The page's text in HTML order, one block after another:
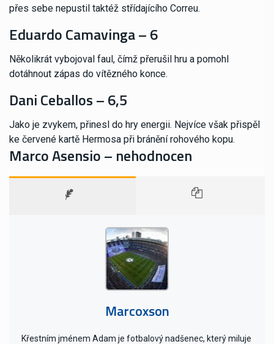
přes sebe nepustil taktéž střídajícího Correu.
Eduardo Camavinga – 6
Několikrát vybojoval faul, čímž přerušil hru a pomohl
dotáhnout zápas do vítězného konce.
Dani Ceballos – 6,5
Jako je zvykem, přinesl do hry energii. Nejvíce však přispěl
ke červené kartě Hermosa při bránění rohového kopu.
Marco Asensio – nehodnocen
Marcoxson
Křestním jménem Adam je fotbalový nadšenec, který miluje